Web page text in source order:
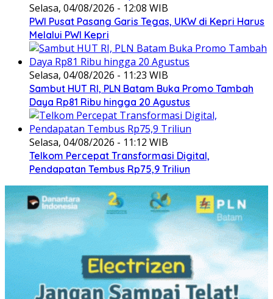
Selasa, 04/08/2026 - 12:08 WIB
PWI Pusat Pasang Garis Tegas, UKW di Kepri Harus
Melalui PWI Kepri
Selasa, 04/08/2026 - 11:23 WIB
Sambut HUT RI, PLN Batam Buka Promo Tambah
Daya Rp81 Ribu hingga 20 Agustus
Selasa, 04/08/2026 - 11:12 WIB
Telkom Percepat Transformasi Digital,
Pendapatan Tembus Rp75,9 Triliun